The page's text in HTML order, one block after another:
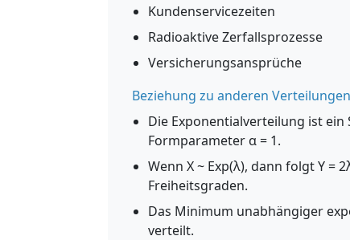
Kundenservicezeiten
Radioaktive Zerfallsprozesse
Versicherungsansprüche
Beziehung zu anderen Verteilungen
Die Exponentialverteilung ist
Formparameter α = 1.
Wenn X ~ Exp(λ), dann folgt Y =
Freiheitsgraden.
Das Minimum unabhängiger
verteilt.